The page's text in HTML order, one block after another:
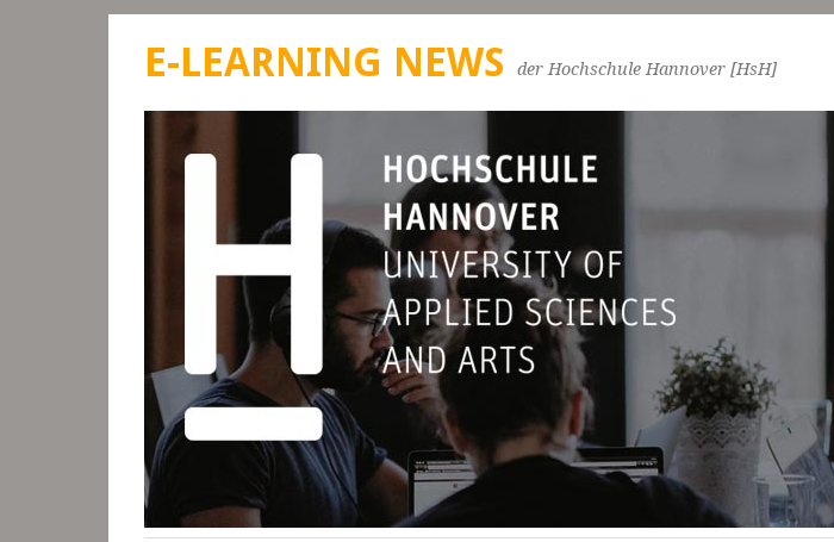
E-LEARNING NEWS der Hochschule Hannover [HsH]